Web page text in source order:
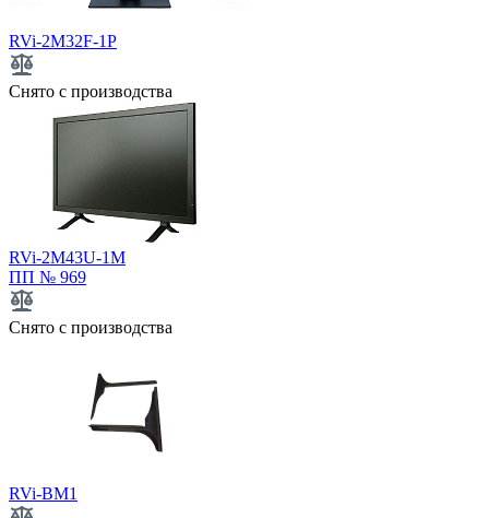
RVi-2M32F-1P
Снято с производства
RVi-2M43U-1M
ПП № 969
Снято с производства
RVi-BM1